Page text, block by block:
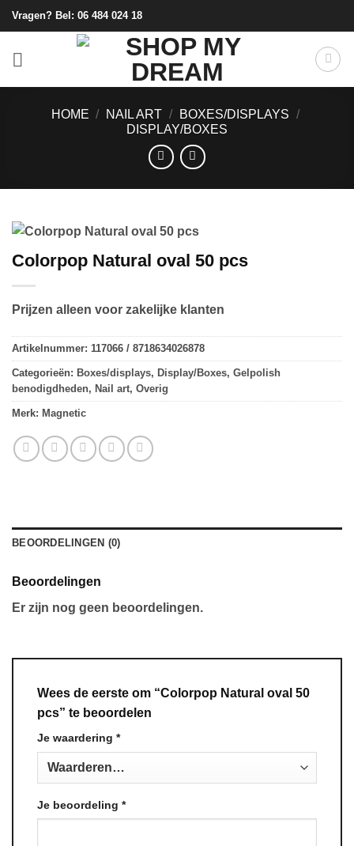
Ga
naar
Vragen? Bel: 06 484 024 18
HOME / NAIL ART / BOXES/DISPLAYS /
DISPLAY/BOXES
Colorpop Natural oval 50 pcs
Prijzen alleen voor zakelijke klanten
Artikelnummer: 117066 / 8718634026878
Categorieën: Boxes/displays, Display/Boxes, Gelpolish
benodigdheden, Nail art, Overig
Merk: Magnetic
BEOORDELINGEN (0)
Beoordelingen
Er zijn nog geen beoordelingen.
Wees de eerste om “Colorpop Natural oval 50
pcs” te beoordelen
Je waardering *
Je beoordeling *